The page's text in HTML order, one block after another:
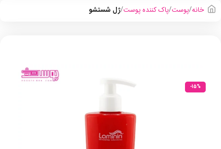
خانه پوست پاک کننده پوست ژل شستشو
-15%